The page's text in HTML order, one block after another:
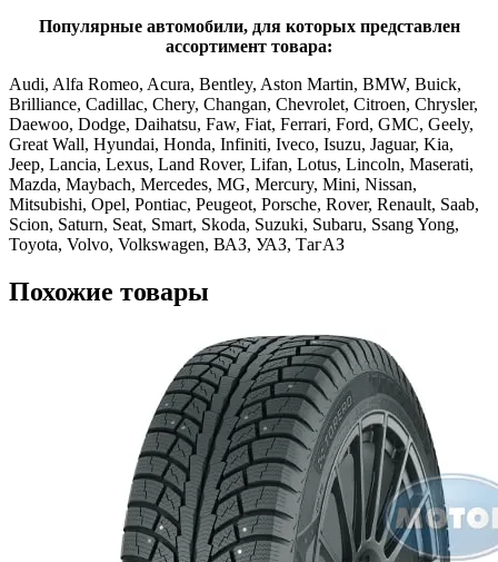
Популярные автомобили, для которых представлен
ассортимент товара:
Audi, Alfa Romeo, Acura, Bentley, Aston Martin, BMW, Buick,
Brilliance, Cadillac, Chery, Changan, Chevrolet, Citroen, Chrysler,
Daewoo, Dodge, Daihatsu, Faw, Fiat, Ferrari, Ford, GMC, Geely,
Great Wall, Hyundai, Honda, Infiniti, Iveco, Isuzu, Jaguar, Kia,
Jeep, Lancia, Lexus, Land Rover, Lifan, Lotus, Lincoln, Maserati,
Mazda, Maybach, Mercedes, MG, Mercury, Mini, Nissan,
Mitsubishi, Opel, Pontiac, Peugeot, Porsche, Rover, Renault, Saab,
Scion, Saturn, Seat, Smart, Skoda, Suzuki, Subaru, Ssang Yong,
Toyota, Volvo, Volkswagen, ВАЗ, УАЗ, ТагАЗ
Похожие товары